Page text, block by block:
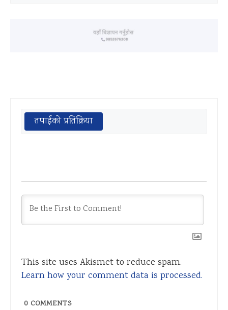
तपाईको प्रतिक्रिया
This site uses Akismet to reduce spam.
Learn how your comment data is processed.
0 COMMENTS